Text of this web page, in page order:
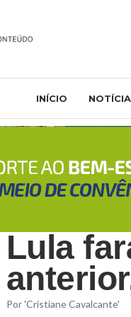
INÍCIO
Lula
Por'Cristiane Cavalcante'